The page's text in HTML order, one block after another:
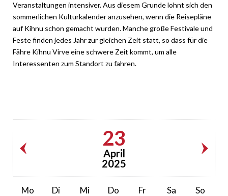
Veranstaltungen intensiver. Aus diesem Grunde lohnt sich den
sommerlichen Kulturkalender anzusehen, wenn die Reisepläne
auf Kihnu schon gemacht wurden. Manche große Festivale und
Feste finden jedes Jahr zur gleichen Zeit statt, so dass für die
Fähre Kihnu Virve eine schwere Zeit kommt, um alle
Interessenten zum Standort zu fahren.
23
April
2025
Mo Di Mi Do Fr Sa So